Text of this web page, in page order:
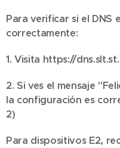
Para verificar si el DNS
correctamente:
1. Visita https://dns.slt.st.
2. Si ves el mensaje
la configuración es
2)
Para dispositivos E2,